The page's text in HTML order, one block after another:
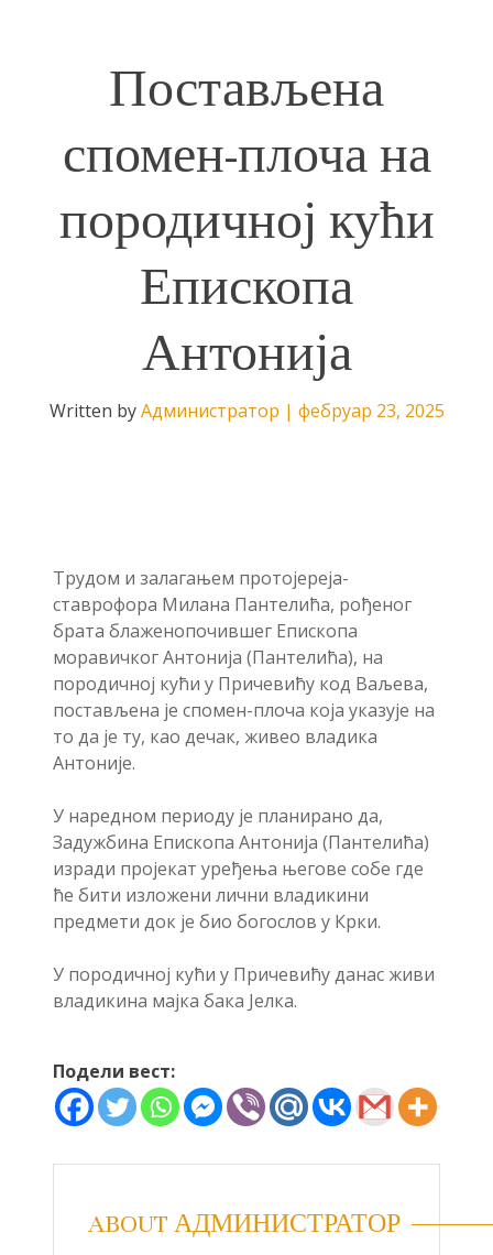
Постављена
спомен-плоча на
породичној кући
Епископа
Антонија
Written byАдминистратор | фебруар 23, 2025
Трудом и залагањем протојереја-
ставрофора Милана Пантелића, рођеног
брата блаженопочившег Епископа
моравичког Антонија (Пантелића), на
породичној кући у Причевићу код Ваљева,
постављена је спомен-плоча која указује на
то да је ту, као дечак, живео владика
Антоније.
У наредном периоду је планирано да,
Задужбина Епископа Антонија (Пантелића)
изради пројекат уређења његове собе где
ће бити изложени лични владикини
предмети док је био богослов у Крки.
У породичној кући у Причевићу данас живи
владикина мајка бака Јелка.
Подели вест:
ABOUT АДМИНИСТРАТОР